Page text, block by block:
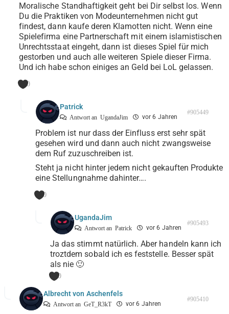
Moralische Standhaftigkeit geht bei Dir selbst los. Wenn
Du die Praktiken von Modeunternehmen nicht gut
findest, dann kaufe deren Klamotten nicht. Wenn eine
Spielefirma eine Partnerschaft mit einem islamistischen
Unrechtsstaat eingeht, dann ist dieses Spiel für mich
gestorben und auch alle weiteren Spiele dieser Firma.
Und ich habe schon einiges an Geld bei LoL gelassen.
0
Patrick
Antwort an UgandaJim vor 6 Jahren
#905449
Problem ist nur dass der Einfluss erst sehr spät
gesehen wird und dann auch nicht zwangsweise
dem Ruf zuzuschreiben ist.
Steht ja nicht hinter jedem nicht gekauften Produkte
eine Stellungnahme dahinter….
0
UgandaJim
Antwort an Patrick vor 6 Jahren
#905493
Ja das stimmt natürlich. Aber handeln kann ich
troztdem sobald ich es feststelle. Besser spät
als nie 🙂
0
Albrecht von Aschenfels
Antwort an GeT_R3kT vor 6 Jahren
#905410